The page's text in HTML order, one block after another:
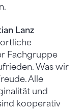
Lanz
Fachgruppe
Was wir
Alle
und
kooperativ